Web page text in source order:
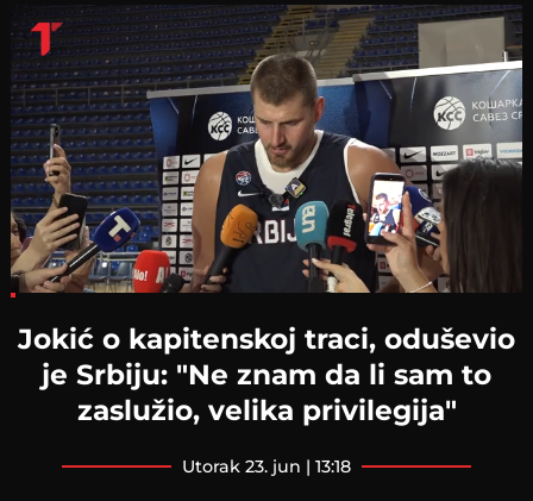
Jokić o kapitenskoj traci, oduševio
je Srbiju: "Ne znam da li sam to
zaslužio, velika privilegija"
utorak 23. jun | 13:18